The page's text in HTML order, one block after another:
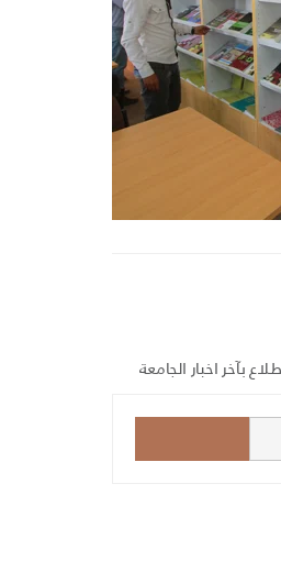
بآخر اخبار الجامعة